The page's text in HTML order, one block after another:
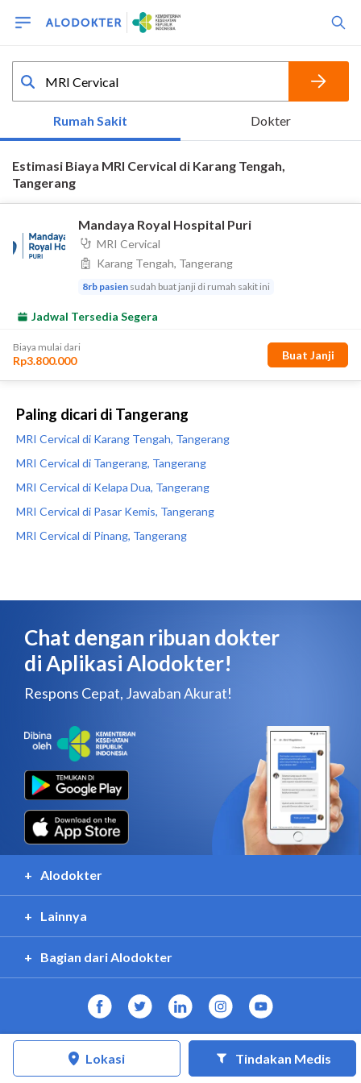
Paling dicari di Tangerang
MRI Cervical di Karang Tengah, Tangerang
MRI Cervical di Tangerang, Tangerang
MRI Cervical di Kelapa Dua, Tangerang
MRI Cervical di Pasar Kemis, Tangerang
MRI Cervical di Pinang, Tangerang